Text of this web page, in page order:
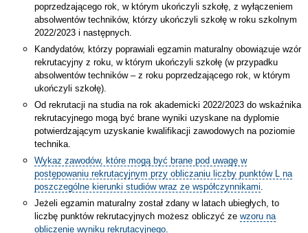
poprzedzającego rok, w którym ukończyli szkołę, z wyłączeniem
absolwentów techników, którzy ukończyli szkołę w roku szkolnym
2022/2023 i następnych.
Kandydatów, którzy poprawiali egzamin maturalny obowiązuje wzór
rekrutacyjny z roku, w którym ukończyli szkołę (w przypadku
absolwentów techników – z roku poprzedzającego rok, w którym
ukończyli szkołę).
Od rekrutacji na studia na rok akademicki 2022/2023 do wskaźnika
rekrutacyjnego mogą być brane wyniki uzyskane na dyplomie
potwierdzającym uzyskanie kwalifikacji zawodowych na poziomie
technika.
Wykaz zawodów, które mogą być brane pod uwagę w
postępowaniu rekrutacyjnym przy obliczaniu liczby punktów L na
poszczególne kierunki studiów wraz ze współczynnikami
Jeżeli egzamin maturalny został zdany w latach ubiegłych, to
liczbę punktów rekrutacyjnych możesz obliczyć ze wzoru na
obliczenie wyniku rekrutacyjnego